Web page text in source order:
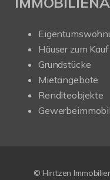
Häuser zum Kauf
Grundstücke
Mietangebote
Renditeobjekte
© Hintzen